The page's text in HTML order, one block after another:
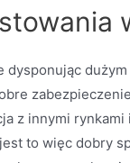
dysponując dużym
z innymi rynkami
to więc dobry